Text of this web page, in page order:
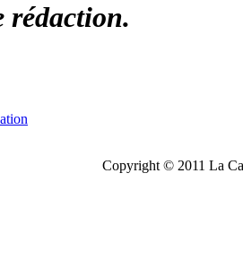
rédaction.
Copyright © 2011 La